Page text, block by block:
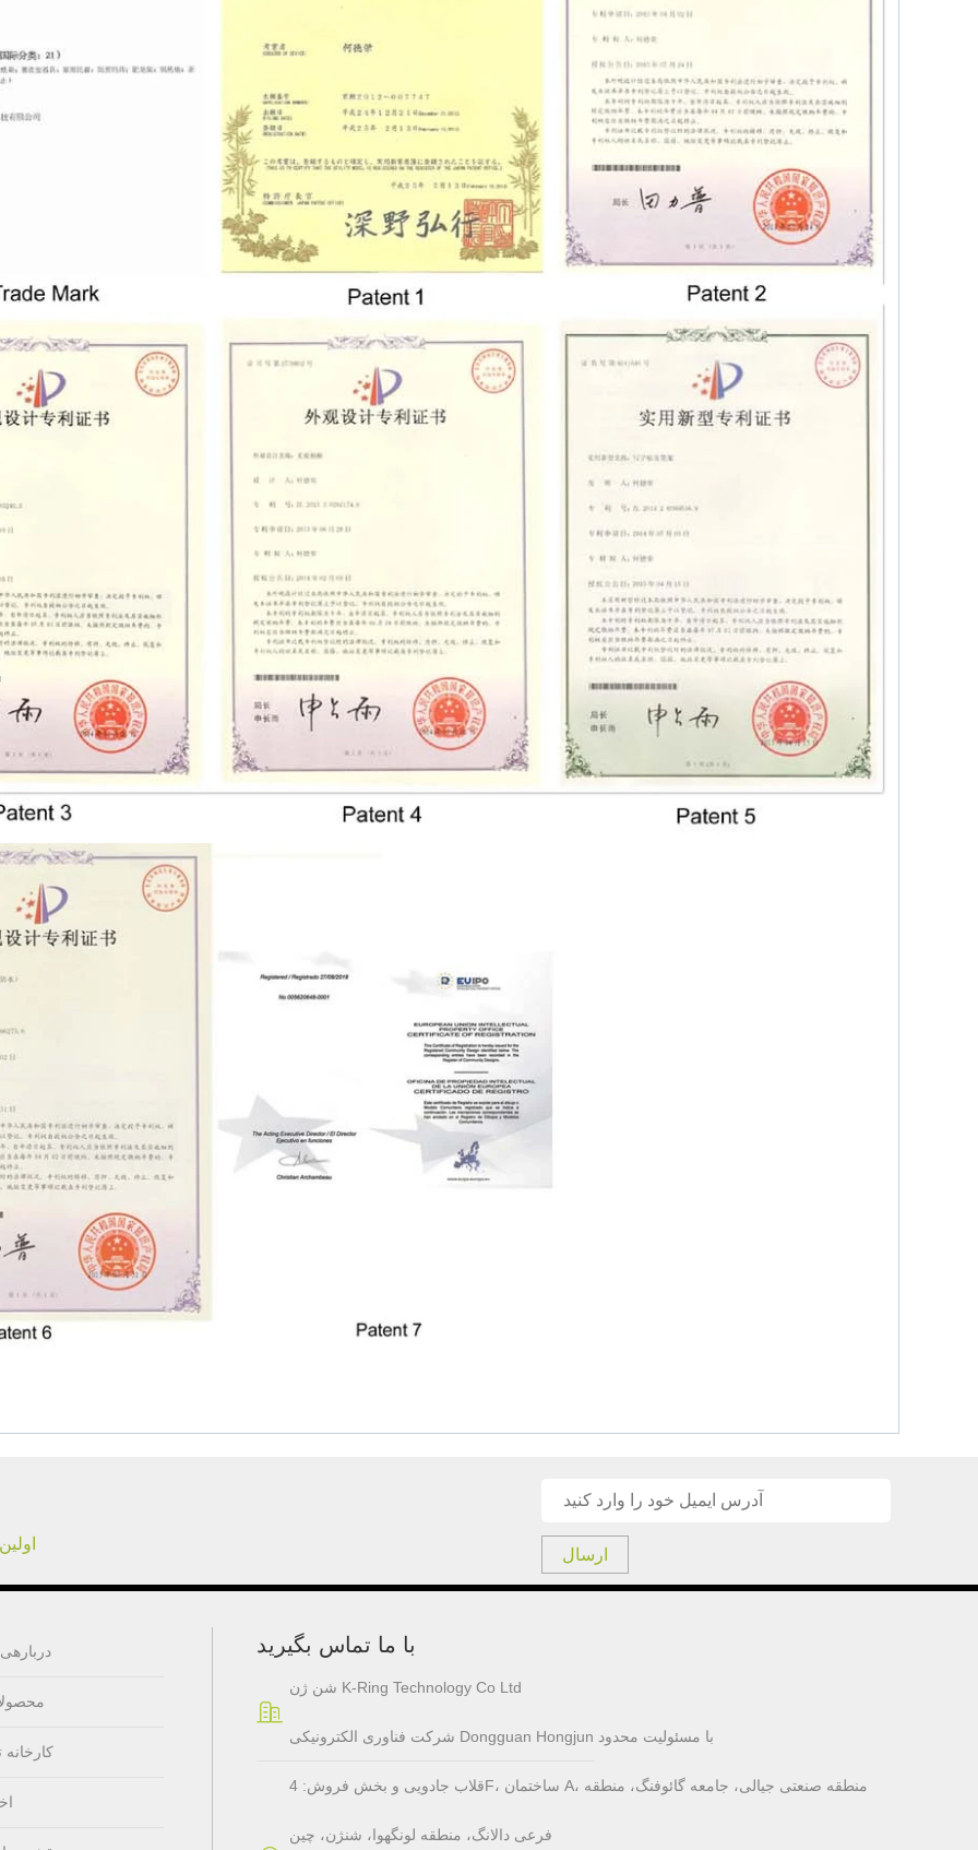
ارسال
کارخانه
با ما تماس بگیرید
شن ژن K-Ring Technology Co Ltd
شرکت فناوری الکترونیکی Dongguan Hongjun با مسئولیت محدود
قلاب جادویی و بخش فروش: 4F، ساختمان A، منطقه صنعتی جیالی، جامعه گائوفنگ، منطقه
فرعی دالانگ، منطقه لونگهوا، شنژن، چین